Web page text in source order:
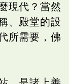
現代？當然
、殿堂的設
所需要，佛